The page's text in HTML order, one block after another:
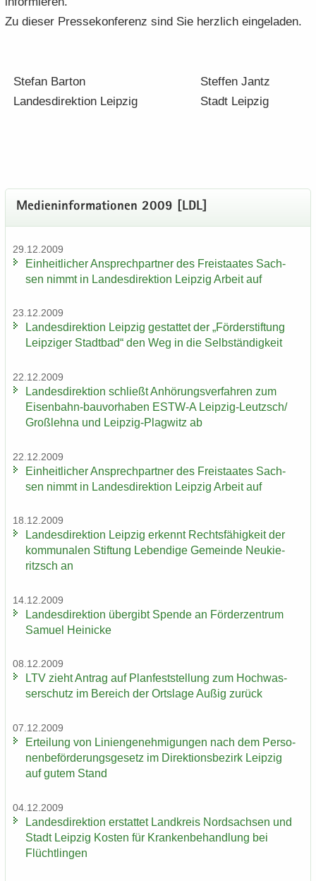
Zu die­ser Pres­se­kon­fe­renz sind Sie herz­lich ein­ge­la­den.
Ste­fan Bar­ton
Lan­des­di­rek­ti­on Leip­zig
Stef­fen Jantz
Stadt Leip­zig
Me­di­en­in­for­ma­tio­nen 2009 [LDL]
29.12.2009
Ein­heit­li­cher An­sprech­part­ner des Frei­staa­tes Sach­
sen nimmt in Lan­des­di­rek­ti­on Leip­zig Ar­beit auf
23.12.2009
Lan­des­di­rek­ti­on Leip­zig ge­stat­tet der „För­der­stif­tung
Leip­zi­ger Stadt­bad“ den Weg in die Selb­stän­dig­keit
22.12.2009
Lan­des­di­rek­ti­on schließt An­hö­rungs­ver­fah­ren zum
Eisenbahn-​bauvorhaben ESTW-​A Leipzig-​Leutzsch/
Groß­leh­na und Leipzig-​Plagwitz ab
22.12.2009
Ein­heit­li­cher An­sprech­part­ner des Frei­staa­tes Sach­
sen nimmt in Lan­des­di­rek­ti­on Leip­zig Ar­beit auf
18.12.2009
Lan­des­di­rek­ti­on Leip­zig er­kennt Rechts­fä­hig­keit der
kom­mu­na­len Stif­tung Le­ben­di­ge Ge­mein­de Neu­kie­
ritzsch an
14.12.2009
Lan­des­di­rek­ti­on über­gibt Spen­de an För­der­zen­trum
Sa­mu­el Hei­ni­cke
08.12.2009
LTV zieht An­trag auf Plan­fest­stel­lung zum Hoch­was­
ser­schutz im Be­reich der Orts­la­ge Außig zu­rück
07.12.2009
Er­tei­lung von Li­ni­en­ge­neh­mi­gun­gen nach dem Per­so­
nen­be­för­de­rungs­ge­setz im Di­rek­ti­ons­be­zirk Leip­zig
auf gutem Stand
04.12.2009
Lan­des­di­rek­ti­on er­stat­tet Land­kreis Nord­sach­sen und
Stadt Leip­zig Kos­ten für Kran­ken­be­hand­lung bei
Flücht­lin­gen